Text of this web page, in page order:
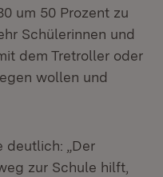
um 50 Prozent zu
Schülerinnen und
dem Tretroller oder
wollen und
deutlich: „Der
zur Schule hilft,